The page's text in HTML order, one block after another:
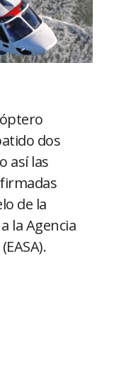
dos
así las
de la
la Agencia